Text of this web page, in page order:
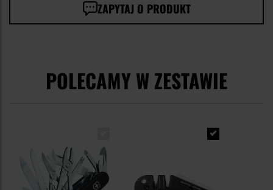
ZAPYTAJ O PRODUKT
POLECAMY W ZESTAWIE